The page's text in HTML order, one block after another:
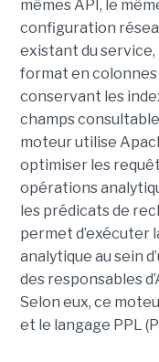
mêmes API, le
configuration
existant du
format en
conservant les
champs
moteur utilise
optimiser les
opérations
les prédicats de
permet d’exécuter
analytique au sein
des responsables
Selon eux, ce
et le langage PPL